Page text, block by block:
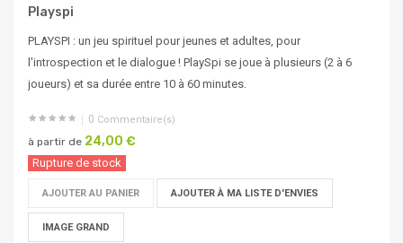
Playspi
PLAYSPI : un jeu spirituel pour jeunes et adultes, pour
l'introspection et le dialogue ! PlaySpi se joue à plusieurs (2 à 6
joueurs) et sa durée entre 10 à 60 minutes.
0 Commentaire(s)
à partir de 24,00 €
Rupture de stock
AJOUTER AU PANIER AJOUTER À MA LISTE D'ENVIES
IMAGE GRAND